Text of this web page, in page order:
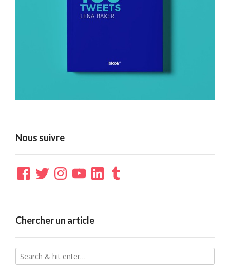
Nous suivre
Facebook
TwitterInstagramYouTubeLinkedInTumblr
Chercher un article